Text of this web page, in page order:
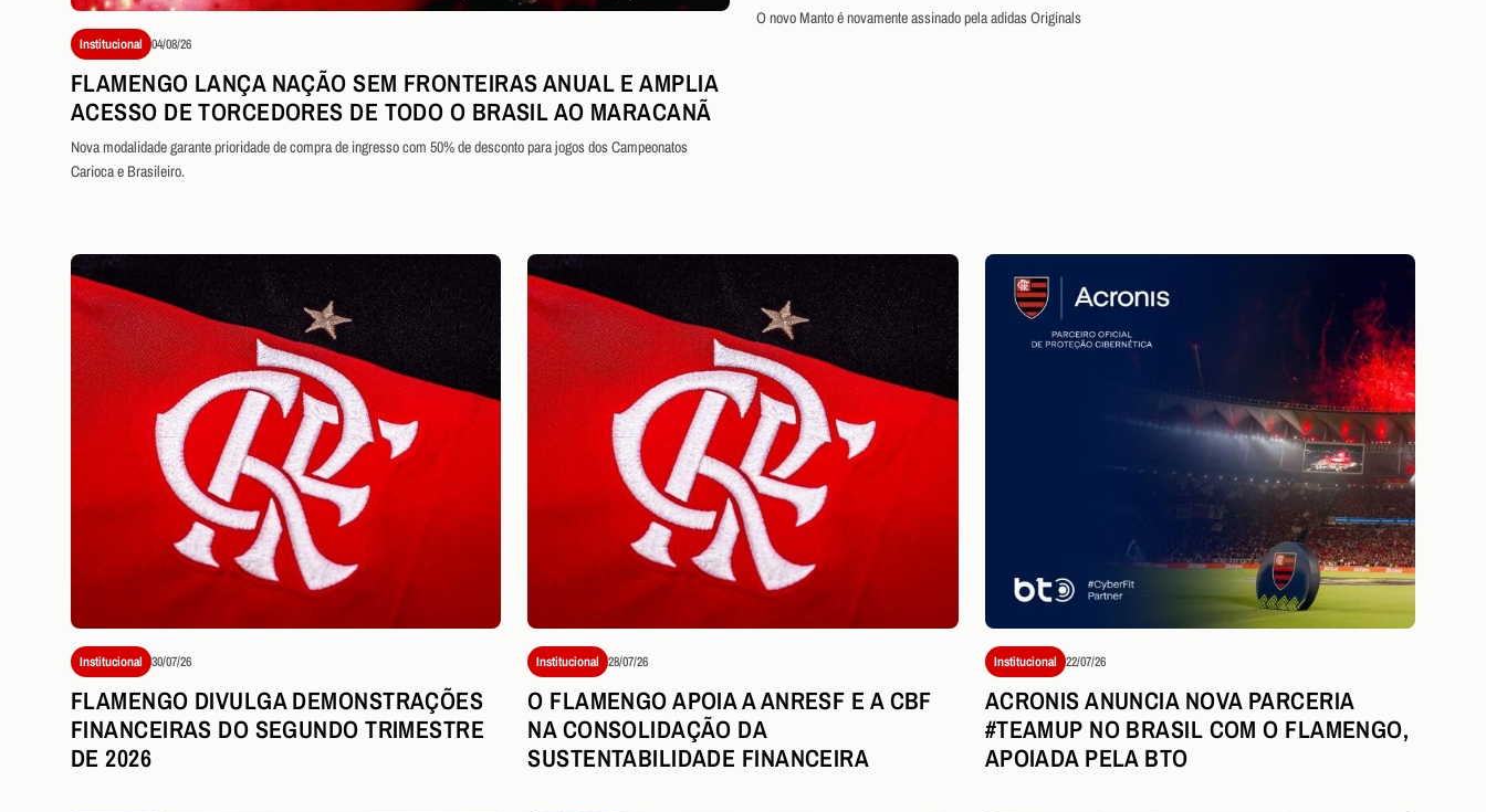
Institucional 04/08/26
FLAMENGO LANÇA NAÇÃO SEM FRONTEIRAS ANUAL E AMPLIA
ACESSO DE TORCEDORES DE TODO O BRASIL AO MARACANÃ
Nova modalidade garante prioridade de compra de ingresso com 50% de desconto para jogos dos Campeonatos
Carioca e Brasileiro.
O novo Manto é novamente assinado pela adidas Originals
Institucional 30/07/26
FLAMENGO DIVULGA DEMONSTRAÇÕES
FINANCEIRAS DO SEGUNDO TRIMESTRE
DE 2026
Institucional 28/07/26
O FLAMENGO APOIA A ANRESF E A CBF
NA CONSOLIDAÇÃO DA
SUSTENTABILIDADE FINANCEIRA
Institucional 22/07/26
ACRONIS ANUNCIA NOVA PARCERIA
#TEAMUP NO BRASIL COM O FLAMENGO,
APOIADA PELA BTO